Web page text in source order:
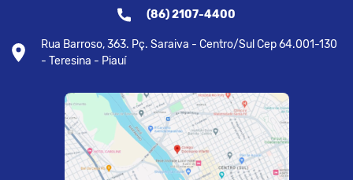
(86) 2107-4400
Rua Barroso, 363. Pç. Saraiva - Centro/Sul Cep 64.001-130
- Teresina - Piauí